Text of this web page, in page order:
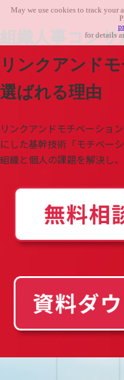
組織人事コン
リンクアンド
選ばれる理由
リンクアンドモチベーショ
にした基幹技術「モチベー
組織と個人の課題を解決し
May we use cookies to track your
for details